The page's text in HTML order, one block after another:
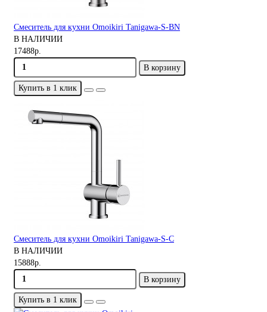
Смеситель для кухни Omoikiri Tanigawa-S-BN
В НАЛИЧИИ
17488р.
В корзину
Купить в 1 клик
Смеситель для кухни Omoikiri Tanigawa-S-С
В НАЛИЧИИ
15888р.
В корзину
Купить в 1 клик